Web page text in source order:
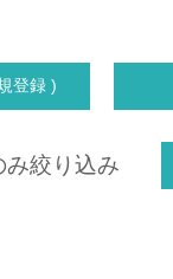
登録 )
み絞り込み